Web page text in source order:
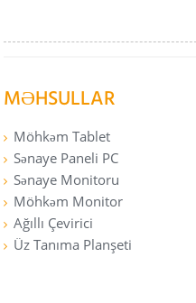
MƏHSULLAR
Möhkəm Tablet
Sənaye Paneli PC
Sənaye Monitoru
Möhkəm Monitor
Ağıllı Çevirici
Üz Tanıma Planşeti